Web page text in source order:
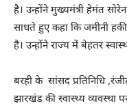
है। उन्होंने मुख्यमंत्री हेमंत
साधते हुए कहा कि जमीनी
है। उन्होंने राज्य में बेहतर
बरही के सांसद प्रतिनिधि
झारखंड की स्वास्थ्य